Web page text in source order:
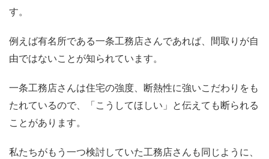
す。
例えば有名所である一条工務店さんであれば、間取りが自
由ではないことが知られています。
一条工務店さんは住宅の強度、断熱性に強いこだわりをも
たれているので、「こうしてほしい」と伝えても断られる
ことがあります。
私たちがもう一つ検討していた工務店さんも同じように、